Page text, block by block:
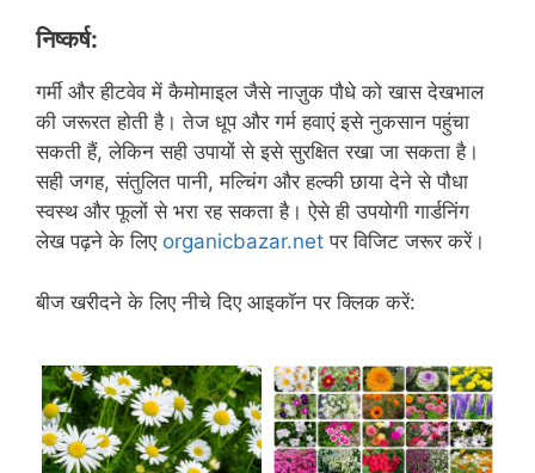
निष्कर्ष:
गर्मी और हीटवेव में कैमोमाइल जैसे नाज़ुक पौधे को खास देखभाल
की जरूरत होती है। तेज धूप और गर्म हवाएं इसे नुकसान पहुंचा
सकती हैं, लेकिन सही उपायों से इसे सुरक्षित रखा जा सकता है।
सही जगह, संतुलित पानी, मल्चिंग और हल्की छाया देने से पौधा
स्वस्थ और फूलों से भरा रह सकता है। ऐसे ही उपयोगी गार्डनिंग
लेख पढ़ने के लिए organicbazar.net पर विजिट जरूर करें।
बीज खरीदने के लिए नीचे दिए आइकॉन पर क्लिक करें: